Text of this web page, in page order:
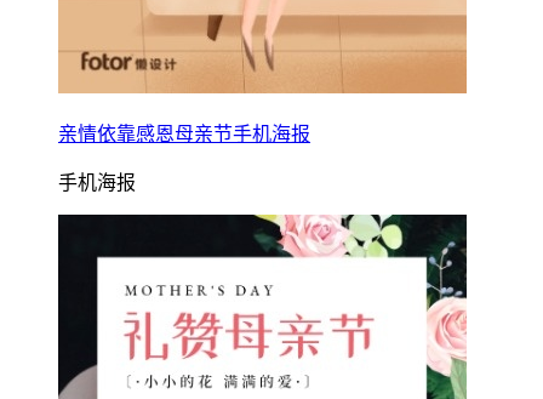
亲情依靠感恩母亲节手机海报
手机海报